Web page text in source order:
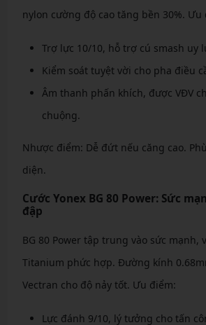
nylon cường độ cao tăng bền 30%. Ưu
Trợ lực 10/10, hỗ trợ cú smash uy
Kiểm soát tuyệt vời cho pha điều
Âm thanh phấn khích, được VĐV
chuộng.
Nhược điểm: Dễ đứt nếu căng cao.
diện.
Cước Yonex BG 80 Power: Sức
đập
BG 80 Power tập trung vào sức mạnh,
Titanium phức hợp. Đường kính
Vectran cho độ nảy tốt. Ưu điểm:
Lực đánh 9/10, lý tưởng cho tấn